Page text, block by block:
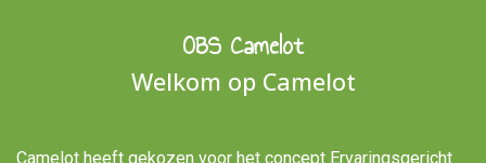
OBS Camelot
Welkom op Camelot
Camelot heeft gekozen voor het concept Ervaringsgericht